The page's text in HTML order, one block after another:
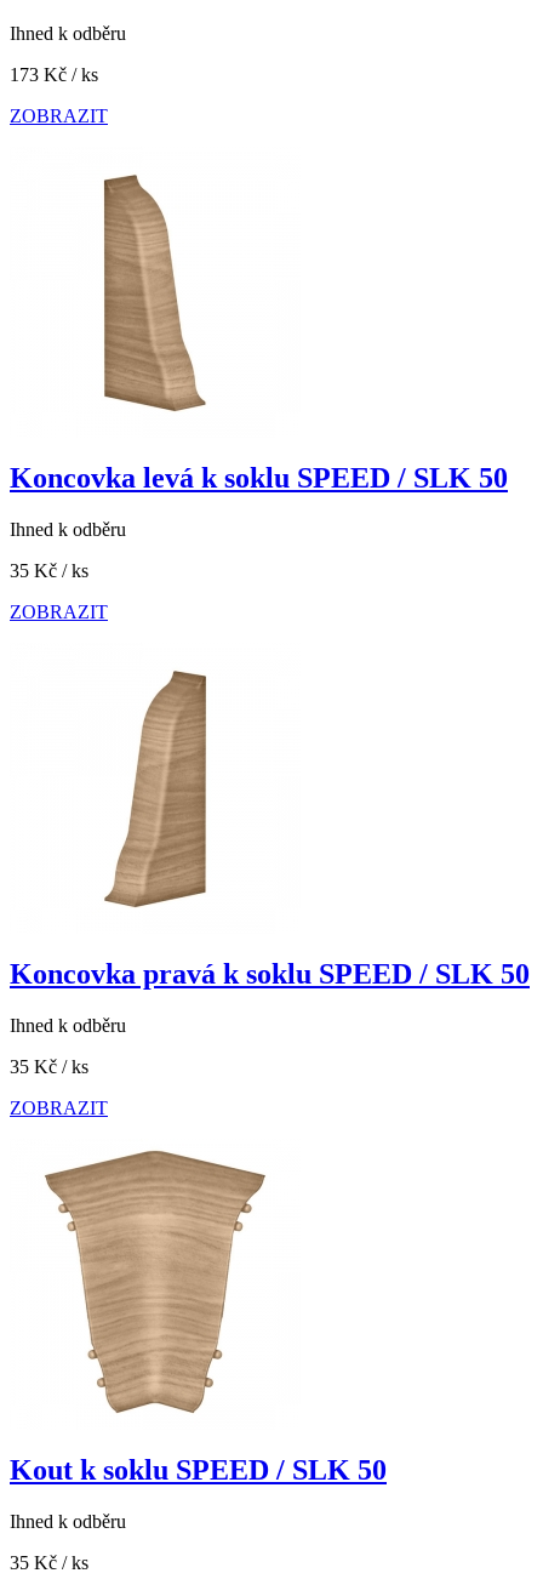
Ihned k odběru
173 Kč / ks
ZOBRAZIT
Koncovka levá k soklu SPEED / SLK 50
Ihned k odběru
35 Kč / ks
ZOBRAZIT
Koncovka pravá k soklu SPEED / SLK 50
Ihned k odběru
35 Kč / ks
ZOBRAZIT
Kout k soklu SPEED / SLK 50
Ihned k odběru
35 Kč / ks